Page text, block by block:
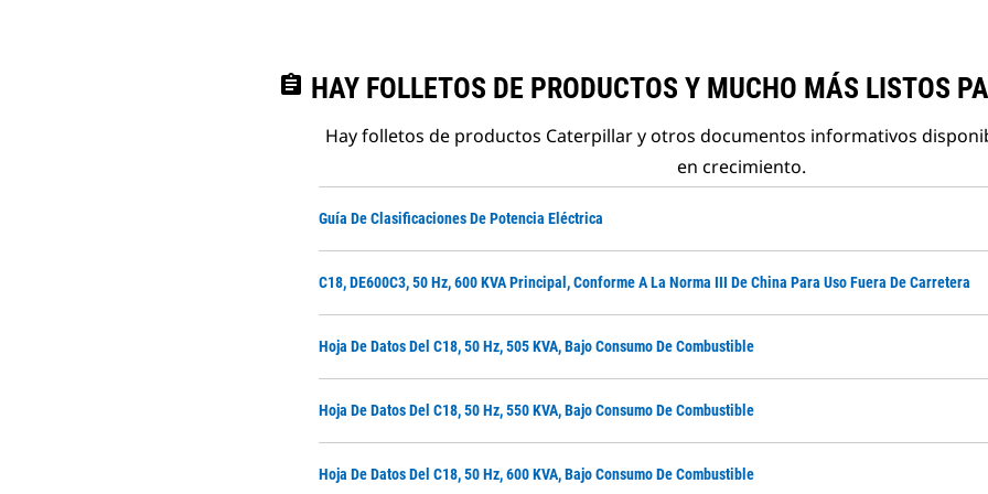
assignment HAY FOLLETOS DE PRODUCTOS Y MUCHO MÁS LISTOS
Hay folletos de productos Caterpillar y otros documentos informativos
en crecimiento.
Guía De Clasificaciones De Potencia Eléctrica
C18, DE600C3, 50 Hz, 600 KVA Principal, Conforme A La Norma III De China Para Uso Fuera De Carretera
Hoja De Datos Del C18, 50 Hz, 505 KVA, Bajo Consumo De Combustible
Hoja De Datos Del C18, 50 Hz, 550 KVA, Bajo Consumo De Combustible
Hoja De Datos Del C18, 50 Hz, 600 KVA, Bajo Consumo De Combustible